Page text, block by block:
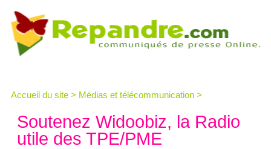
Accueil du site > Médias et télécommunication >
Soutenez Widoobiz, la Radio
utile des TPE/PME